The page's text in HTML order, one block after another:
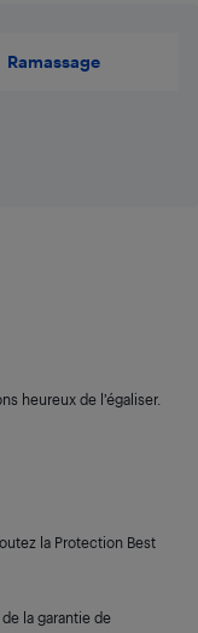
Ramassage
heureux de l’égaliser.
la Protection Best
la garantie de